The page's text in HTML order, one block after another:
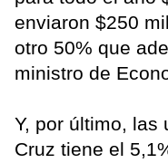
enviaron $250
otro 50% que
ministro de
Y, por último, las
Cruz tiene el